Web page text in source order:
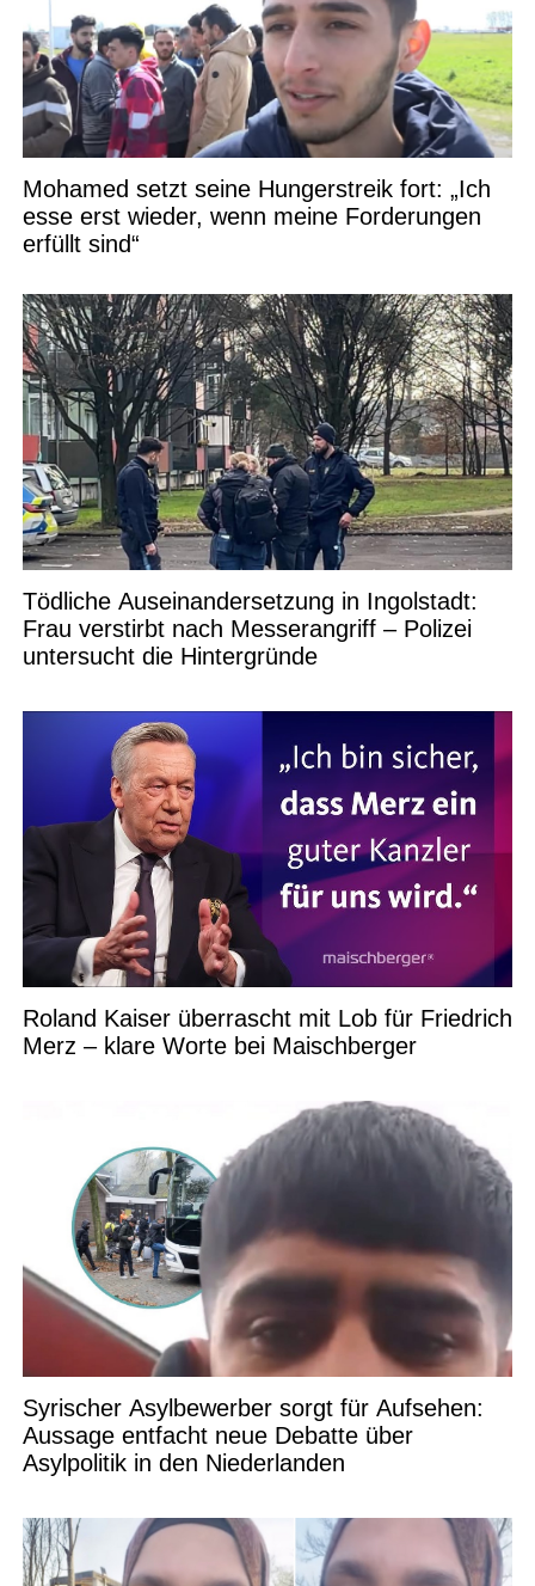
Mohamed setzt seine Hungerstreik fort: „Ich
esse erst wieder, wenn meine Forderungen
erfüllt sind“
Tödliche Auseinandersetzung in Ingolstadt:
Frau verstirbt nach Messerangriff – Polizei
untersucht die Hintergründe
Roland Kaiser überrascht mit Lob für Friedrich
Merz – klare Worte bei Maischberger
Syrischer Asylbewerber sorgt für Aufsehen:
Aussage entfacht neue Debatte über
Asylpolitik in den Niederlanden